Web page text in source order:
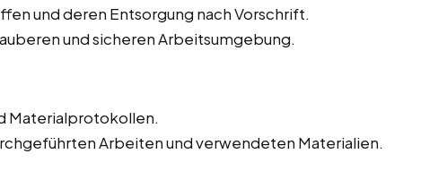
und deren Entsorgung nach Vorschrift.
und sicheren Arbeitsumgebung.
Materialprotokollen.
Arbeiten und verwendeten Materialien.